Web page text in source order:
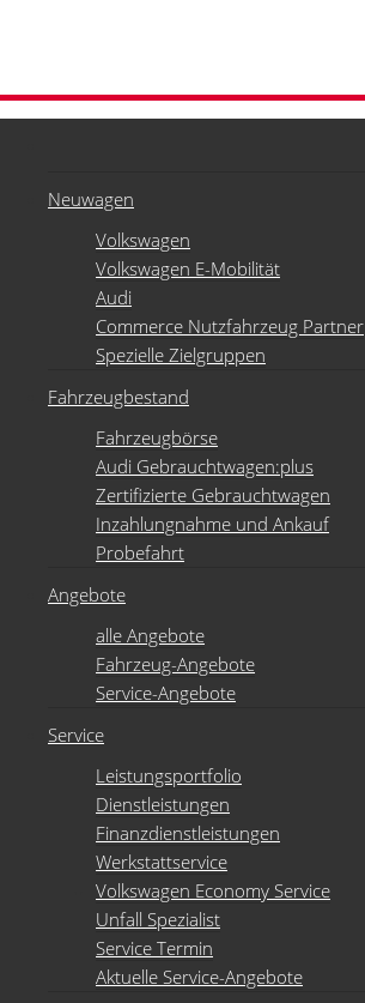
Neuwagen
Volkswagen
Volkswagen E-Mobilität
Audi
Commerce Nutzfahrzeug Partner
Spezielle Zielgruppen
Fahrzeugbestand
Fahrzeugbörse
Audi Gebrauchtwagen:plus
Zertifizierte Gebrauchtwagen
Inzahlungnahme und Ankauf
Probefahrt
Angebote
alle Angebote
Fahrzeug-Angebote
Service-Angebote
Service
Leistungsportfolio
Dienstleistungen
Finanzdienstleistungen
Werkstattservice
Volkswagen Economy Service
Unfall Spezialist
Service Termin
Aktuelle Service-Angebote